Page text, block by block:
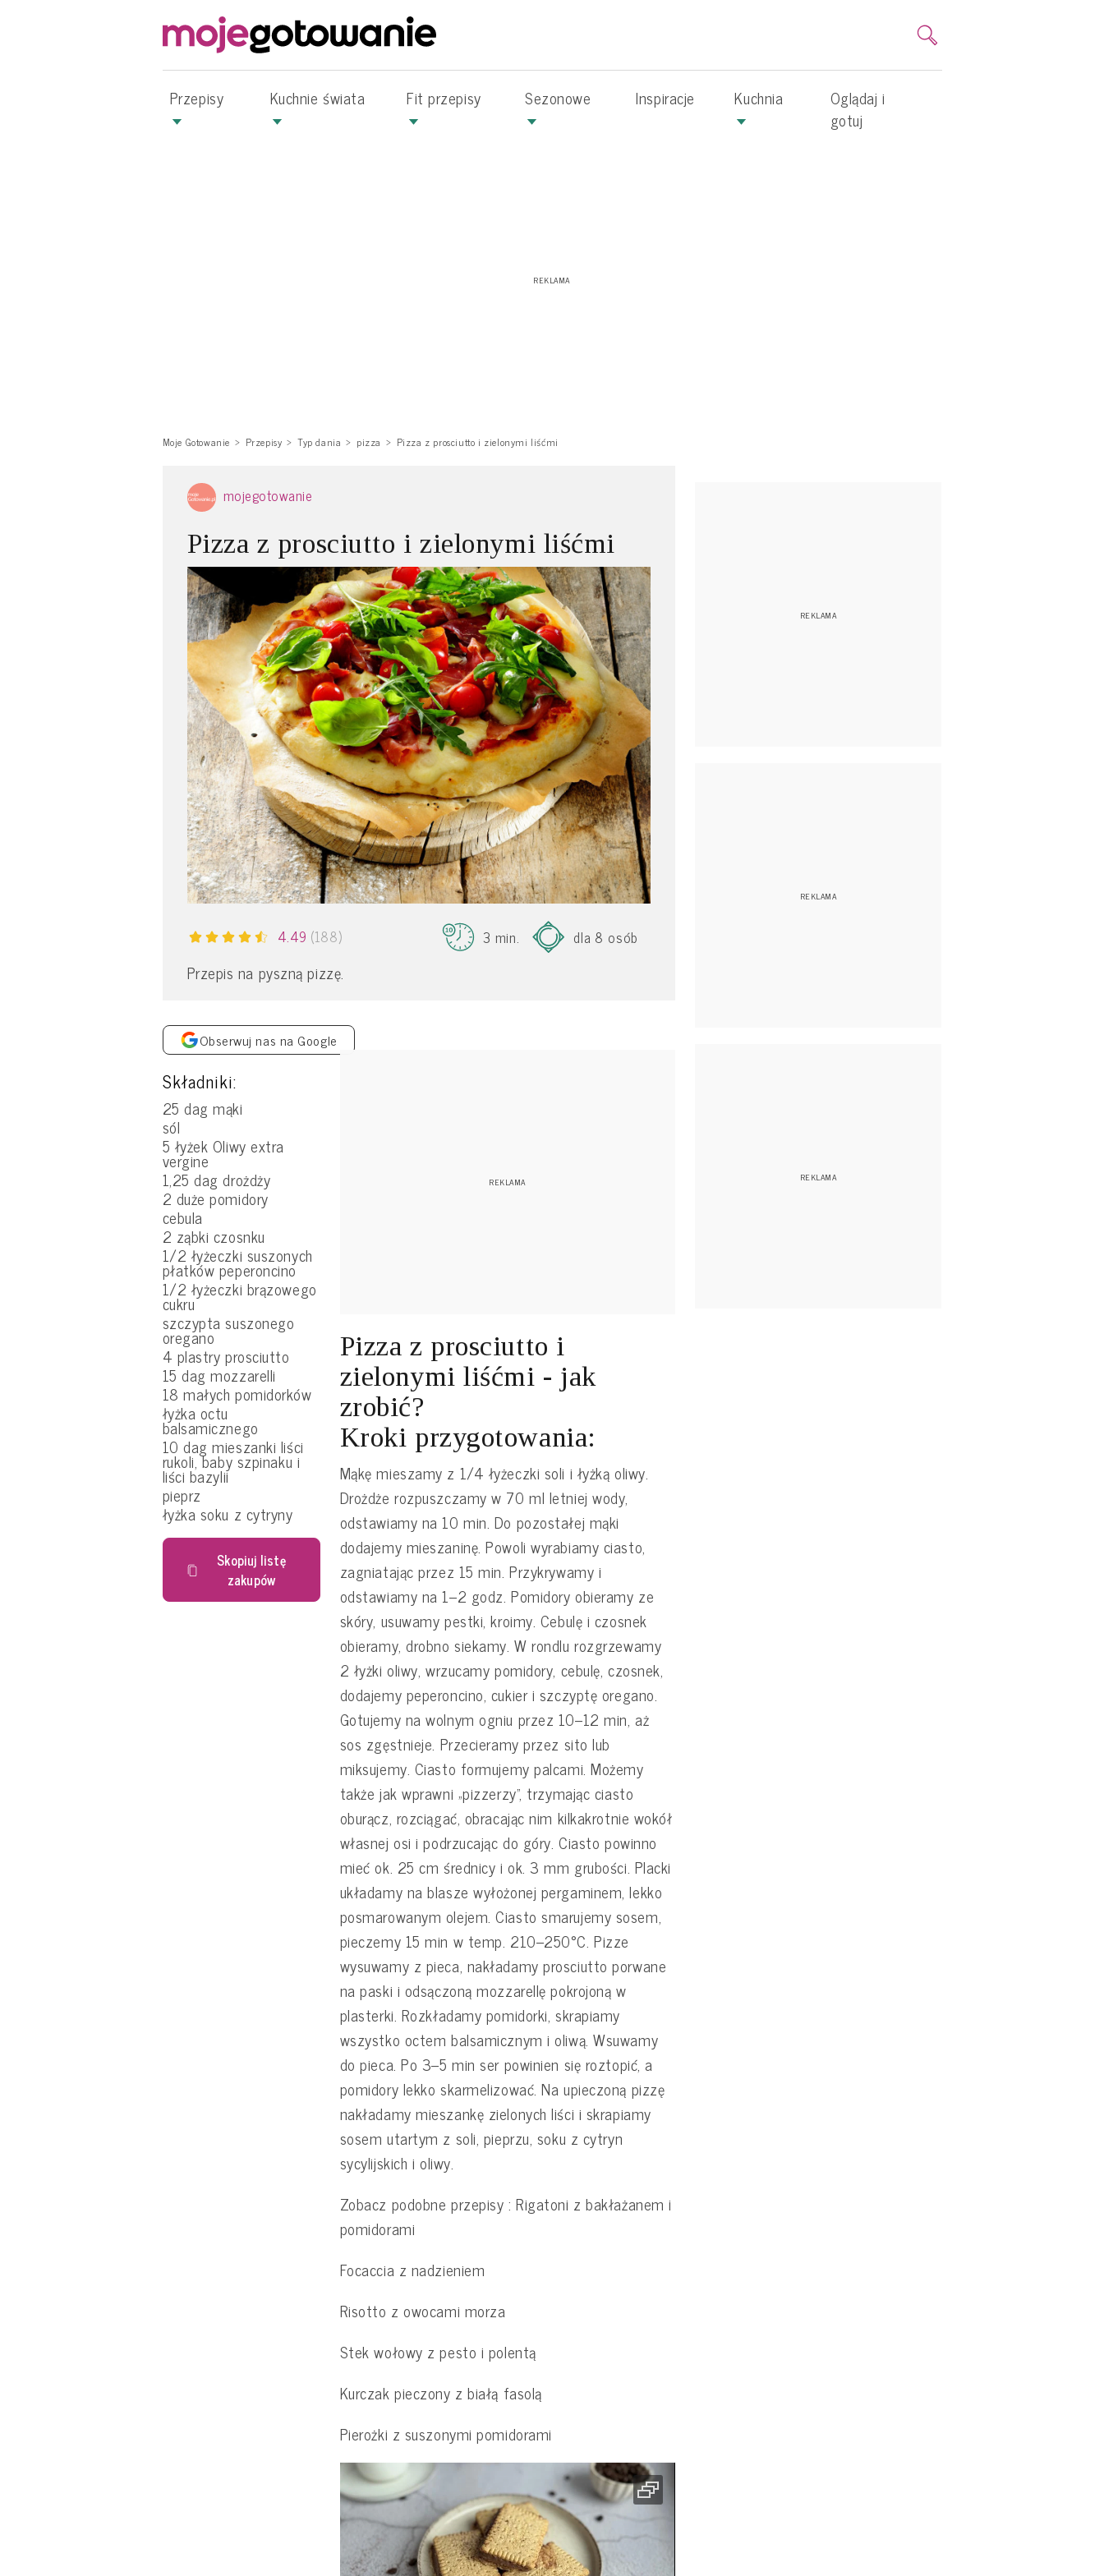
Przepisy Kuchnie świata Fit przepisy Sezonowe Inspiracje Kuchnia
Oglądaj i
gotuj
Moje Gotowanie Przepisy Typ dania pizza Pizza z prosciutto i zielonymi liśćmi
mojegotowanie
Pizza z prosciutto i zielonymi liśćmi
4.49 (188) 3 min. dla 8 osób
Przepis na pyszną pizzę.
Obserwuj nas na Google
Składniki:
25 dag mąki
sól
5 łyżek Oliwy extra
vergine
1,25 dag drożdży
2 duże pomidory
cebula
2 ząbki czosnku
1/2 łyżeczki suszonych
płatków peperoncino
1/2 łyżeczki brązowego
cukru
szczypta suszonego
oregano
4 plastry prosciutto
15 dag mozzarelli
18 małych pomidorków
łyżka octu
balsamicznego
10 dag mieszanki liści
rukoli, baby szpinaku i
liści bazylii
pieprz
łyżka soku z cytryny
Skopiuj listę
zakupów
Pizza z prosciutto i
zielonymi liśćmi - jak
zrobić?
Kroki przygotowania:
Mąkę mieszamy z 1/4 łyżeczki soli i łyżką oliwy.
Drożdże rozpuszczamy w 70 ml letniej wody,
odstawiamy na 10 min. Do pozostałej mąki
dodajemy mieszaninę. Powoli wyrabiamy ciasto,
zagniatając przez 15 min. Przykrywamy i
odstawiamy na 1–2 godz. Pomidory obieramy ze
skóry, usuwamy pestki, kroimy. Cebulę i czosnek
obieramy, drobno siekamy. W rondlu rozgrzewamy
2 łyżki oliwy, wrzucamy pomidory, cebulę, czosnek,
dodajemy peperoncino, cukier i szczyptę oregano.
Gotujemy na wolnym ogniu przez 10–12 min, aż
sos zgęstnieje. Przecieramy przez sito lub
miksujemy. Ciasto formujemy palcami. Możemy
także jak wprawni „pizzerzy”, trzymając ciasto
oburącz, rozciągać, obracając nim kilkakrotnie wokół
własnej osi i podrzucając do góry. Ciasto powinno
mieć ok. 25 cm średnicy i ok. 3 mm grubości. Placki
układamy na blasze wyłożonej pergaminem, lekko
posmarowanym olejem. Ciasto smarujemy sosem,
pieczemy 15 min w temp. 210–250°C. Pizze
wysuwamy z pieca, nakładamy prosciutto porwane
na paski i odsączoną mozzarellę pokrojoną w
plasterki. Rozkładamy pomidorki, skrapiamy
wszystko octem balsamicznym i oliwą. Wsuwamy
do pieca. Po 3–5 min ser powinien się roztopić, a
pomidory lekko skarmelizować. Na upieczoną pizzę
nakładamy mieszankę zielonych liści i skrapiamy
sosem utartym z soli, pieprzu, soku z cytryn
sycylijskich i oliwy.
Zobacz podobne przepisy : Rigatoni z bakłażanem i
pomidorami
Focaccia z nadzieniem
Risotto z owocami morza
Stek wołowy z pesto i polentą
Kurczak pieczony z białą fasolą
Pierożki z suszonymi pomidorami